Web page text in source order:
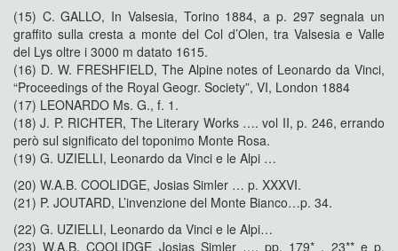
(15) C. GALLO, In Valsesia, Torino 1884, a p. 297 segnala un
graffito sulla cresta a monte del Col d’Olen, tra Valsesia e Valle
del Lys oltre i 3000 m datato 1615.
(16) D. W. FRESHFIELD, The Alpine notes of Leonardo da Vinci,
“Proceedings of the Royal Geogr. Society”, VI, London 1884
(17) LEONARDO Ms. G., f. 1.
(18) J. P. RICHTER, The Literary Works …. vol II, p. 246, errando
però sul significato del toponimo Monte Rosa.
(19) G. UZIELLI, Leonardo da Vinci e le Alpi …
(20) W.A.B. COOLIDGE, Josias Simler … p. XXXVI.
(21) P. JOUTARD, L’invenzione del Monte Bianco…p. 34.
(22) G. UZIELLI, Leonardo da Vinci e le Alpi…
(23) W.A.B. COOLIDGE Josias Simler …, pp. 179* , 23** e p.